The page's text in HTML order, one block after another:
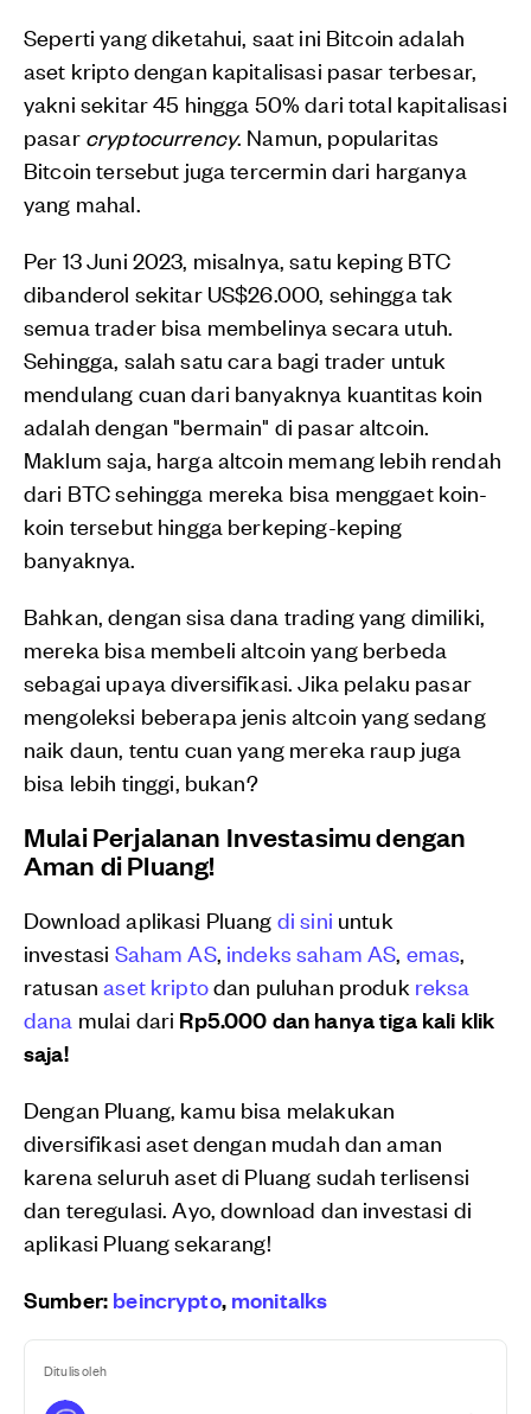
Seperti yang diketahui, saat ini Bitcoin adalah
aset kripto dengan kapitalisasi pasar terbesar,
yakni sekitar 45 hingga 50% dari total kapitalisasi
pasar cryptocurrency. Namun, popularitas
Bitcoin tersebut juga tercermin dari harganya
yang mahal.
Per 13 Juni 2023, misalnya, satu keping BTC
dibanderol sekitar US$26.000, sehingga tak
semua trader bisa membelinya secara utuh.
Sehingga, salah satu cara bagi trader untuk
mendulang cuan dari banyaknya kuantitas koin
adalah dengan "bermain" di pasar altcoin.
Maklum saja, harga altcoin memang lebih rendah
dari BTC sehingga mereka bisa menggaet koin-
koin tersebut hingga berkeping-keping
banyaknya.
Bahkan, dengan sisa dana trading yang dimiliki,
mereka bisa membeli altcoin yang berbeda
sebagai upaya diversifikasi. Jika pelaku pasar
mengoleksi beberapa jenis altcoin yang sedang
naik daun, tentu cuan yang mereka raup juga
bisa lebih tinggi, bukan?
Mulai Perjalanan Investasimu dengan
Aman di Pluang!
Download aplikasi Pluang di sini untuk
investasi Saham AS, indeks saham AS, emas,
ratusanaset kriptodan puluhan produk reksa
dana mulai dari Rp5.000 dan hanya tiga kali klik
saja!
Dengan Pluang, kamu bisa melakukan
diversifikasi aset dengan mudah dan aman
karena seluruh aset di Pluang sudah terlisensi
dan teregulasi. Ayo, download dan investasi di
aplikasi Pluang sekarang!
Sumber:beincrypto,monitalks
Ditulis oleh